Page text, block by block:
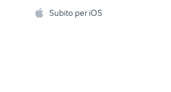
Subito per iOS